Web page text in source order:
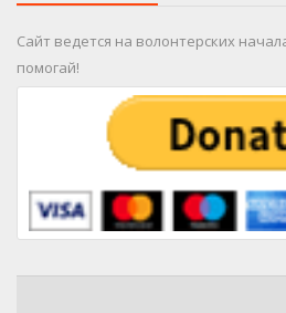
Сайт ведется на волонтерских
помогай!